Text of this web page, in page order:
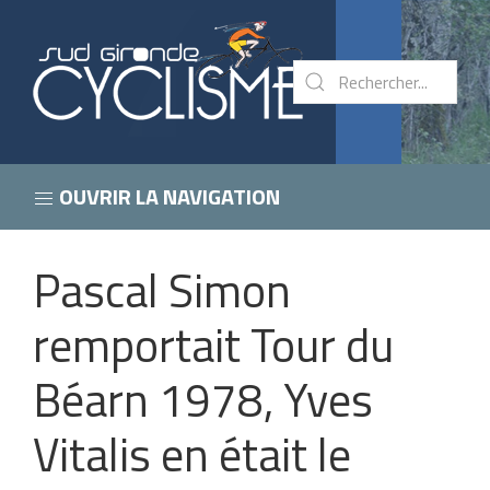
OUVRIR LA NAVIGATION
Pascal Simon
remportait Tour du
Béarn 1978, Yves
Vitalis en était le